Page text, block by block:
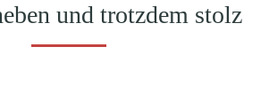
und trotzdem stolz